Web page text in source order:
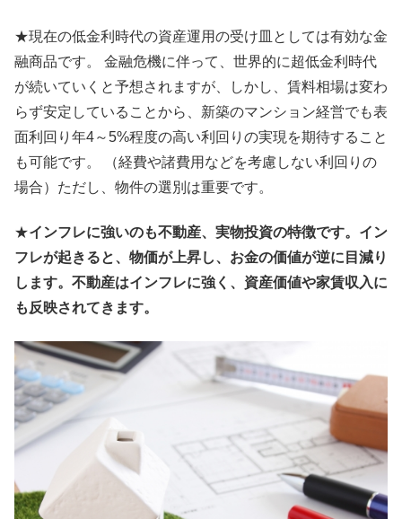
★現在の低金利時代の資産運用の受け皿としては有効な金
融商品です。 金融危機に伴って、世界的に超低金利時代
が続いていくと予想されますが、しかし、賃料相場は変わ
らず安定していることから、新築のマンション経営でも表
面利回り年4～5%程度の高い利回りの実現を期待すること
も可能です。 （経費や諸費用などを考慮しない利回りの
場合）ただし、物件の選別は重要です。
★インフレに強いのも不動産、実物投資の特徴です。イン
フレが起きると、物価が上昇し、お金の価値が逆に目減り
します。不動産はインフレに強く、資産価値や家賃収入に
も反映されてきます。